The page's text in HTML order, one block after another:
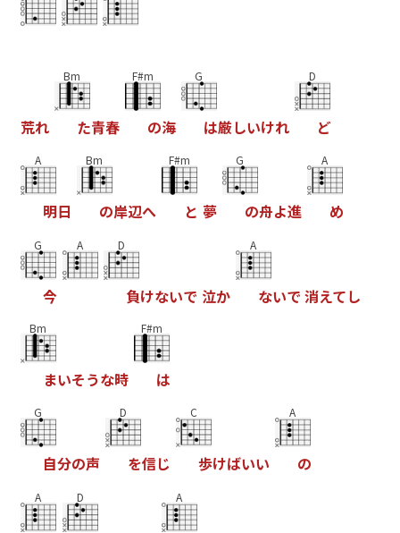
荒れ
Bm
た青春
F#m
の海
G
は厳しいけれ
D
ど
A
明日
Bm
の岸辺へ
F#m
と 夢
G
の舟よ進
A
め
G
今
A D
負けないで 泣か
A
ないで 消えてし
Bm
まいそうな時
F#m
は
G
自分の声
D
を信じ
C
歩けばいい
A
の
A D A